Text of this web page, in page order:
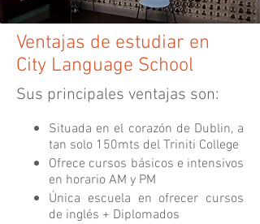
Ventajas de estudiar en
City Language School
Sus principales ventajas son:
Situada en el corazón de Dublin, a
tan solo 150mts del Triniti College
Ofrece cursos básicos e intensivos
en horario AM y PM
Única escuela en ofrecer cursos
de inglés + Diplomados